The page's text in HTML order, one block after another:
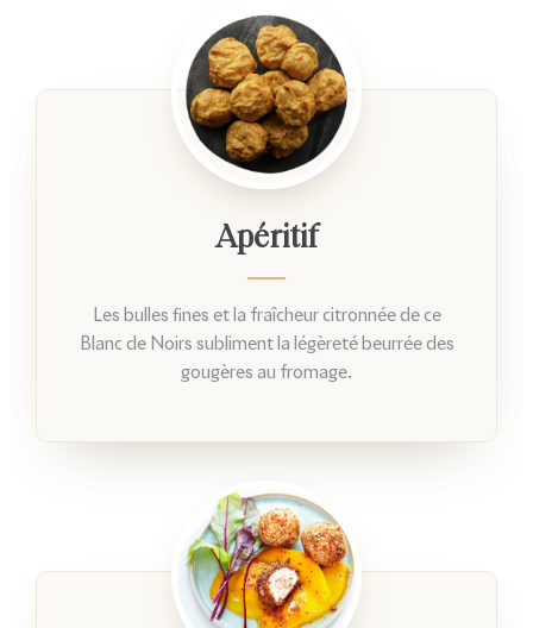
Apéritif
Les bulles fines et la fraîcheur citronnée de ce
Blanc de Noirs subliment la légèreté beurrée des
gougères au fromage.